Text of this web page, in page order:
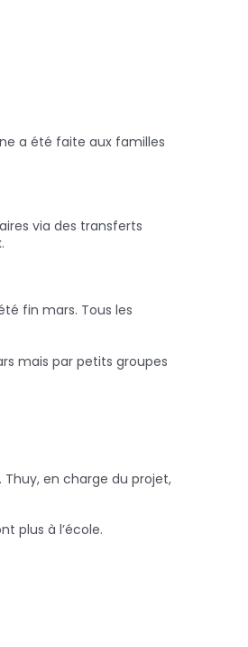
a été faite aux familles
via des transferts
fin mars. Tous les
mais par petits groupes
en charge du projet,
plus à l’école.